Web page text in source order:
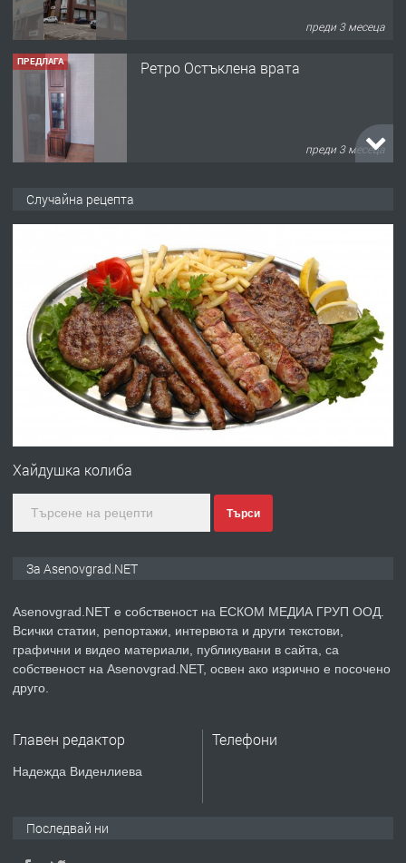
преди 3 месеца
ПРЕДЛАГА Ретро Остъклена врата
преди 3 месеца
преди 10 месеца
ПРЕДЛАГА
Професионална броячна машина -
със сертификат от ЕЦБ
преди 1 година
Професионална зеленчукорезачка
преди 2 години
ПРЕДЛАГА
Давам индивидуалани уроци по
ремонт на покриви
Случайна рецепта
Хайдушка колиба
Търси
За Asenovgrad.NET
Asenovgrad.NET е собственост на ЕСКОМ МЕДИА ГРУП ООД.
Всички статии, репортажи, интервюта и други текстови,
графични и видео материали, публикувани в сайта, са
собственост на Asenovgrad.NET, освен ако изрично е посочено
друго.
Главен редактор
Надежда Виденлиева
Телефони
Последвай ни